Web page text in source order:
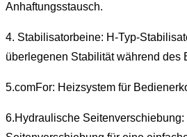
Anhaftungsstausch.
4. Stabilisatorbeine: H-Typ-
überlegenen Stabilität während des
5.comFor: Heizsystem für
6.Hydraulische